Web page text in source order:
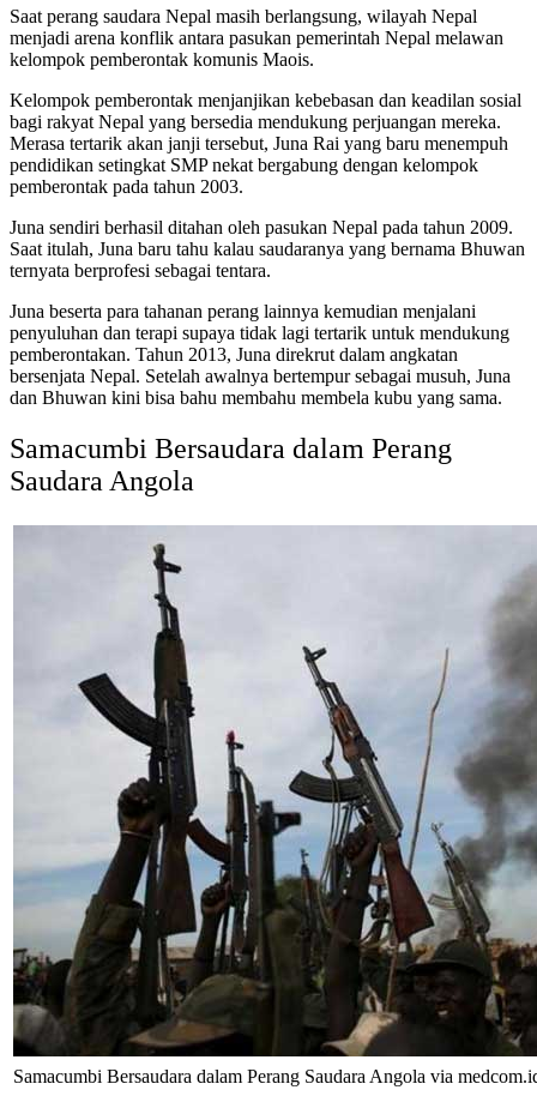
Saat perang saudara Nepal masih berlangsung, wilayah Nepal
menjadi arena konflik antara pasukan pemerintah Nepal melawan
kelompok pemberontak komunis Maois.
Kelompok pemberontak menjanjikan kebebasan dan keadilan sosial
bagi rakyat Nepal yang bersedia mendukung perjuangan mereka.
Merasa tertarik akan janji tersebut, Juna Rai yang baru menempuh
pendidikan setingkat SMP nekat bergabung dengan kelompok
pemberontak pada tahun 2003.
Juna sendiri berhasil ditahan oleh pasukan Nepal pada tahun 2009.
Saat itulah, Juna baru tahu kalau saudaranya yang bernama Bhuwan
ternyata berprofesi sebagai tentara.
Juna beserta para tahanan perang lainnya kemudian menjalani
penyuluhan dan terapi supaya tidak lagi tertarik untuk mendukung
pemberontakan. Tahun 2013, Juna direkrut dalam angkatan
bersenjata Nepal. Setelah awalnya bertempur sebagai musuh, Juna
dan Bhuwan kini bisa bahu membahu membela kubu yang sama.
Samacumbi Bersaudara dalam Perang
Saudara Angola
Samacumbi Bersaudara dalam Perang Saudara Angola via